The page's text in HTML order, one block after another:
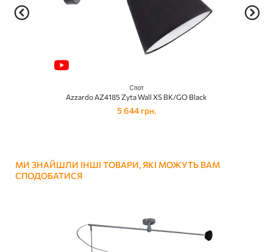
Спот
Azzardo AZ4185 Zyta Wall XS BK/GO Black
5 644 грн.
МИ ЗНАЙШЛИ ІНШІ ТОВАРИ, ЯКІ МОЖУТЬ ВАМ
СПОДОБАТИСЯ